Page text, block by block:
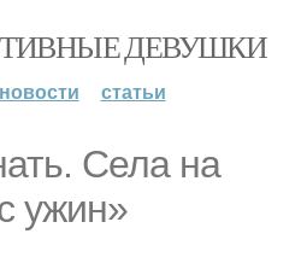
ДЕВУШКИ
новости статьи
Села на
ужин»